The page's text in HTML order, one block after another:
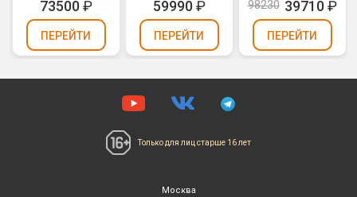
73500₽
ПЕРЕЙТИ
59990₽
ПЕРЕЙТИ
98230 39710₽
ПЕРЕЙТИ
Только для лиц старше 16 лет
Москва